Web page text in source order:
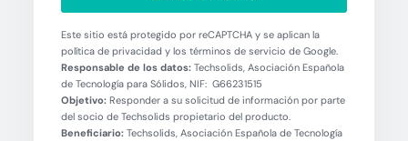
Este sitio está protegido por reCAPTCHA y se aplican la
política de privacidad y los términos de servicio de Google.
Responsable de los datos:Techsolids, Asociación Española
de Tecnología para Sólidos, NIF: G66231515
Objetivo:Responder a su solicitud de información por parte
del socio de Techsolids propietario del producto.
Beneficiario:Techsolids, Asociación Española de Tecnología